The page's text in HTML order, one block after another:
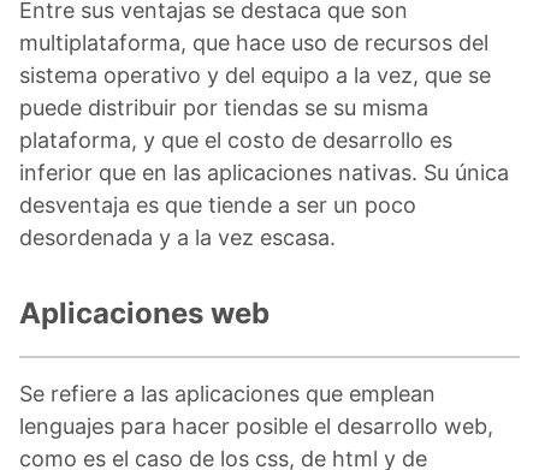
Entre sus ventajas se destaca que son
multiplataforma, que hace uso de recursos del
sistema operativo y del equipo a la vez, que se
puede distribuir por tiendas se su misma
plataforma, y que el costo de desarrollo es
inferior que en las aplicaciones nativas. Su única
desventaja es que tiende a ser un poco
desordenada y a la vez escasa.
Aplicaciones web
Se refiere a las aplicaciones que emplean
lenguajes para hacer posible el desarrollo web,
como es el caso de los css, de html y de